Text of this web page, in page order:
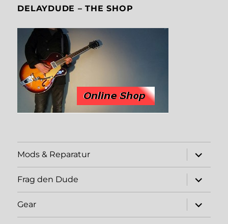
DELAYDUDE – THE SHOP
Mods & Reparatur
expand
child
menu
Frag den Dude
expand
child
menu
Gear
expand
child
menu